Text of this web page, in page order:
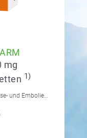
mg
1)
Zur Anwendung für die Thrombose- und Embolieprophylaxe.